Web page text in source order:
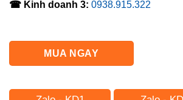
☎ Kinh doanh 3: 0938.915.322
MUA NGAY